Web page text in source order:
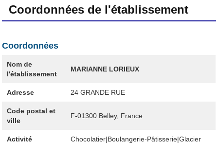
Coordonnées de l'établissement
Coordonnées
Nom de
l'établissement
MARIANNE LORIEUX
Adresse 24 GRANDE RUE
Code postal et
ville
F-01300 Belley, France
Activité Chocolatier|Boulangerie-Pâtisserie|Glacier